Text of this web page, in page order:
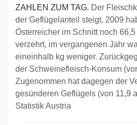
ZAHLEN ZUM TAG. Der
der Geflügelanteil steigt. 2009
Österreicher im Schnitt noch
verzehrt, im vergangenen Jahr
eineinhalb kg weniger.
der Schweinefleisch-Konsum
Zugenommen hat dagegen der
gesünderen Geflügels (von 11,9
Statistik Austria